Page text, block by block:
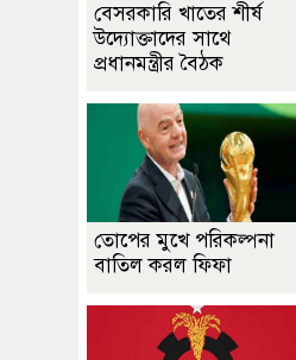
বেসরকারি খাতের শীর্ষ
উদ্যোক্তাদের সাথে
প্রধানমন্ত্রীর বৈঠক
তোপের মুখে পরিকল্পনা
বাতিল করল ফিফা